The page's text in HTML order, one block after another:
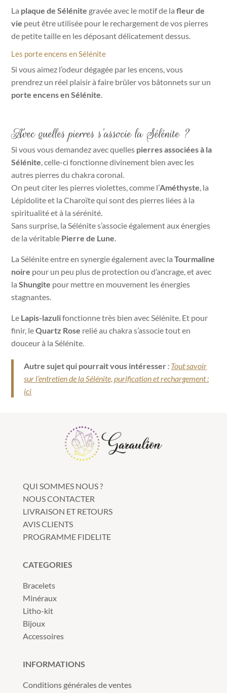
La plaque de Sélénite gravée avec le motif de la fleur de
vie peut être utilisée pour le rechargement de vos pierres
de petite taille en les déposant délicatement dessus.
Les porte encens en Sélénite
Si vous aimez l’odeur dégagée par les encens, vous
prendrez un réel plaisir à faire brûler vos bâtonnets sur un
porte encens en Sélénite.
Avec quelles pierres s’associe la Sélénite ?
Si vous vous demandez avec quelles pierres associées à la
Sélénite, celle-ci fonctionne divinement bien avec les
autres pierres du chakra coronal.
On peut citer les pierres violettes, comme l’Améthyste, la
Lépidolite et la Charoïte qui sont des pierres liées à la
spiritualité et à la sérénité.
Sans surprise, la Sélénite s’associe également aux énergies
de la véritable Pierre de Lune.
La Sélénite entre en synergie également avec laTourmaline
noire pour un peu plus de protection ou d’ancrage, et avec
la Shungite pour mettre en mouvement les énergies
stagnantes.
Le Lapis-lazulifonctionne très bien avec Sélénite. Et pour
finir, leQuartz Rose relié au chakra s’associe tout en
douceur à la Sélénite.
Autre sujet qui pourrait vous intéresser: Tout savoir
sur l’entretien de la Sélénite, purification et rechargement :
ici
QUI SOMMES NOUS ?
NOUS CONTACTER
LIVRAISON ET RETOURS
AVIS CLIENTS
PROGRAMME FIDELITE
CATEGORIES
Bracelets
Minéraux
Litho-kit
Bijoux
Accessoires
INFORMATIONS
Conditions générales de ventes